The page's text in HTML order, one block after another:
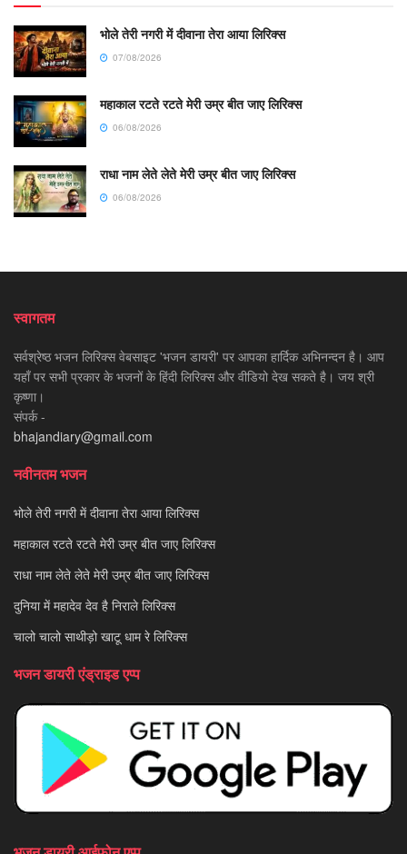
भोले तेरी नगरी में दीवाना तेरा आया लिरिक्स
07/08/2026
महाकाल रटते रटते मेरी उम्र बीत जाए लिरिक्स
06/08/2026
राधा नाम लेते लेते मेरी उम्र बीत जाए लिरिक्स
06/08/2026
स्वागतम
सर्वश्रेष्ठ भजन लिरिक्स वेबसाइट 'भजन डायरी' पर आपका हार्दिक अभिनन्दन है। आप
यहाँ पर सभी प्रकार के भजनों के हिंदी लिरिक्स और वीडियो देख सकते है। जय श्री
कृष्णा।
संपर्क -
bhajandiary@gmail.com
नवीनतम भजन
भोले तेरी नगरी में दीवाना तेरा आया लिरिक्स
महाकाल रटते रटते मेरी उम्र बीत जाए लिरिक्स
राधा नाम लेते लेते मेरी उम्र बीत जाए लिरिक्स
दुनिया में महादेव देव है निराले लिरिक्स
चालो चालो साथीड़ो खाटू धाम रे लिरिक्स
भजन डायरी एंड्राइड एप्प